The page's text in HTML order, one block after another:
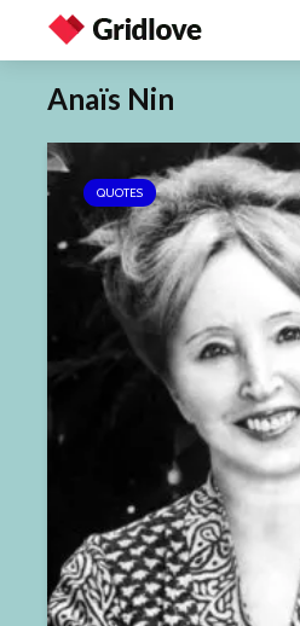
Anaïs Nin
QUOTES